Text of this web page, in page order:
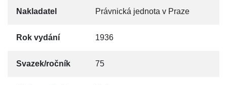
Nakladatel Právnická jednota v Praze
Rok vydání 1936
Svazek/ročník 75